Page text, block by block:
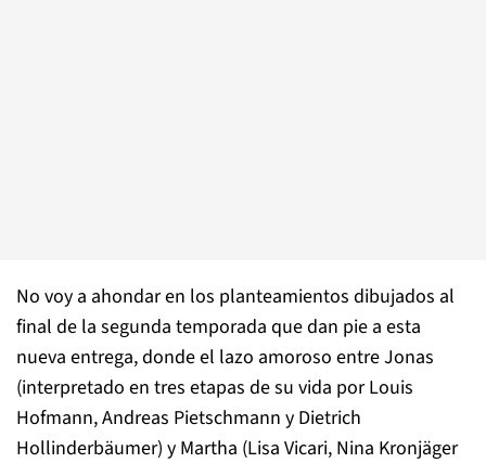
No voy a ahondar en los planteamientos dibujados al
final de la segunda temporada que dan pie a esta
nueva entrega, donde el lazo amoroso entre Jonas
(interpretado en tres etapas de su vida por Louis
Hofmann, Andreas Pietschmann y Dietrich
Hollinderbäumer) y Martha (Lisa Vicari, Nina Kronjäger